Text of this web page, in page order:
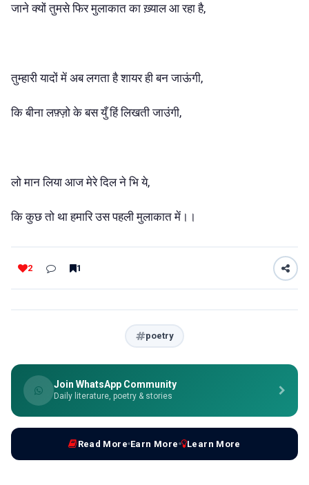
जाने क्यों तुमसे फिर मुलाकात का ख़्याल आ रहा है,
तुम्हारी यादों में अब लगता है शायर ही बन जाऊंगी,
कि बीना लफ़्ज़ो के बस युँ हिं लिखती जाउंगी,
लो मान लिया आज मेरे दिल ने भि ये,
कि कुछ तो था हमारि उस पहली मुलाकात में।।
2 1
poetry
Join WhatsApp Community
Daily literature, poetry & stories
Read More Earn More Learn More